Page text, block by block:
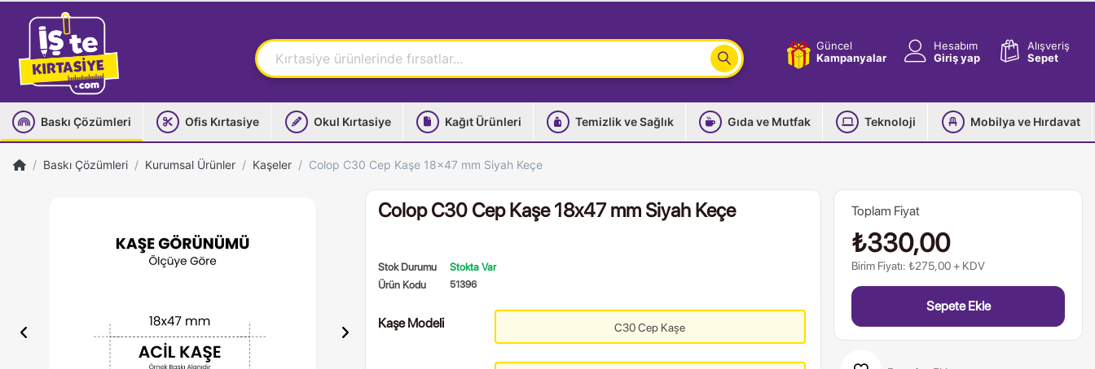
Güncel
Kampanyalar
Hesabım
Giriş yap
Alışveriş
Sepet
Baskı Çözümleri Ofis Kırtasiye Okul Kırtasiye Kağıt Ürünleri Temizlik ve Sağlık Gıda ve Mutfak Teknoloji Mobilya ve Hırdavat
Baskı Çözümleri Kurumsal Ürünler Kaşeler Colop C30 Cep Kaşe 18x47 mm Siyah Keçe
Colop C30 Cep Kaşe 18x47 mm Siyah Keçe
Stok Durumu
Stokta Var
Ürün Kodu
51396
Kaşe Modeli C30 Cep Kaşe
Toplam Fiyat
₺330,00
Birim Fiyatı: ₺275,00 + KDV
Sepete Ekle